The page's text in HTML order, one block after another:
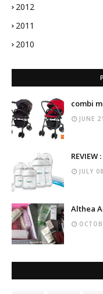
2012
2011
2010
combi
JUNE
JULY
Althea